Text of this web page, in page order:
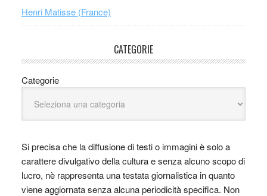
Henri Matisse (France)
CATEGORIE
Categorie
Si precisa che la diffusione di testi o immagini è solo a
carattere divulgativo della cultura e senza alcuno scopo di
lucro, nè rappresenta una testata giornalistica in quanto
viene aggiornata senza alcuna periodicità specifica. Non